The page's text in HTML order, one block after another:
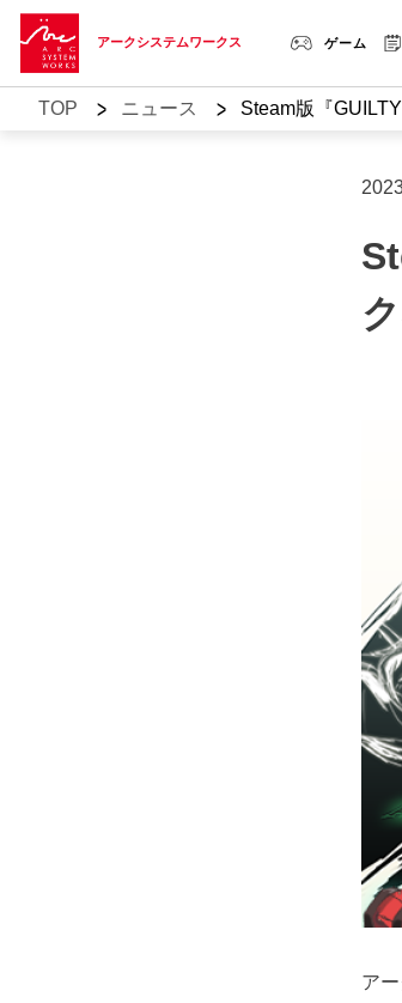
アークシステムワークス ゲーム
TOP > ニュース > Steam版『
ア